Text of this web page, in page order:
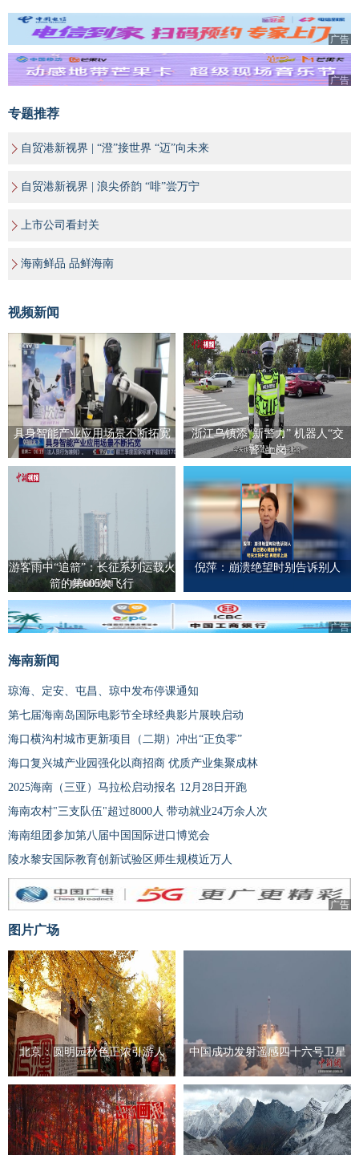
广告
广告
专题推荐
自贸港新视界 | “澄”接世界 “迈”向未来
自贸港新视界 | 浪尖侨韵 “啡”尝万宁
上市公司看封关
海南鲜品 品鲜海南
视频新闻
具身智能产业应用场景不断拓宽
浙江乌镇添“新警力” 机器人“交
警”上岗
游客雨中“追箭”：长征系列运载火
箭的第605次飞行
倪萍：崩溃绝望时别告诉别人
广告
海南新闻
琼海、定安、屯昌、琼中发布停课通知
第七届海南岛国际电影节全球经典影片展映启动
海口横沟村城市更新项目（二期）冲出“正负零”
海口复兴城产业园强化以商招商 优质产业集聚成林
2025海南（三亚）马拉松启动报名 12月28日开跑
海南农村"三支队伍"超过8000人 带动就业24万余人次
海南组团参加第八届中国国际进口博览会
陵水黎安国际教育创新试验区师生规模近万人
广告
图片广场
北京：圆明园秋色正浓引游人 中国成功发射遥感四十六号卫星